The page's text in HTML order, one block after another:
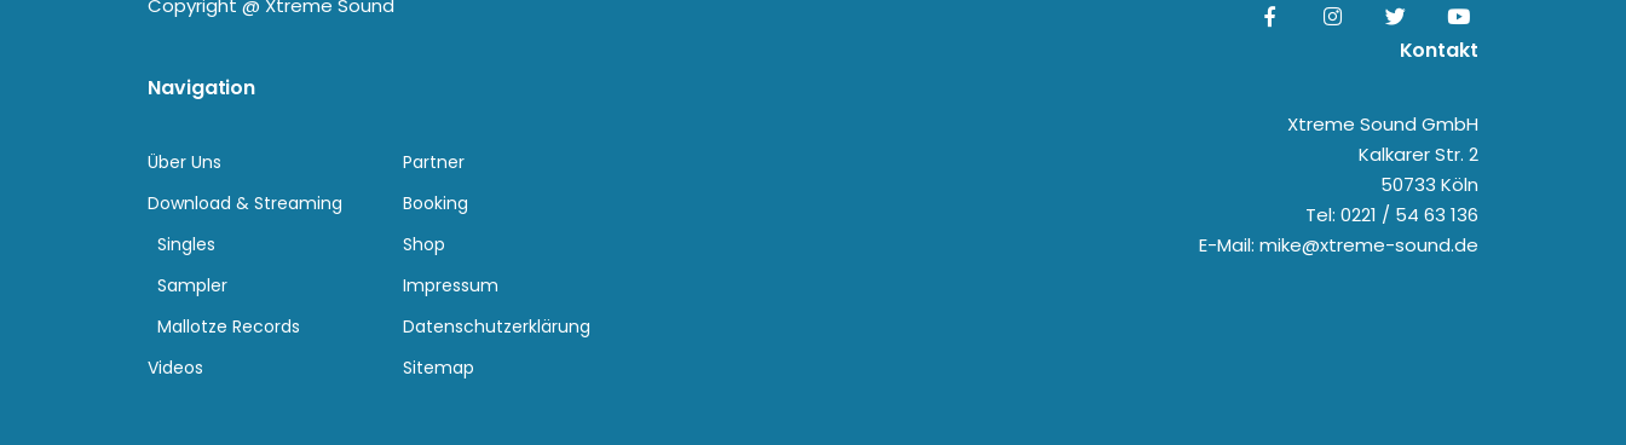
Copyright @ Xtreme Sound
Navigation
Über Uns
Download & Streaming
Singles
Sampler
Mallotze Records
Videos
Partner
Booking
Shop
Impressum
Datenschutzerklärung
Sitemap
Kontakt
Xtreme Sound GmbH
Kalkarer Str. 2
50733 Köln
Tel: 0221 / 54 63 136
E-Mail: mike@xtreme-sound.de